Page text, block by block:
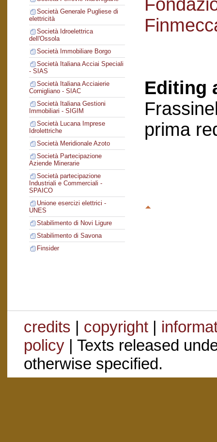
Società Generale Pugliese di
elettricità
Società Idroelettrica
dell'Ossola
Società Immobiliare Borgo
Società Italiana Acciai Speciali
- SIAS
Società Italiana Acciaierie
Cornigliano - SIAC
Società Italiana Gestioni
Immobiliari - SIGIM
Società Lucana Imprese
Idrolettriche
Società Meridionale Azoto
Società Partecipazione
Aziende Minerarie
Società partecipazione
Industriali e Commerciali -
SPAICO
Unione esercizi elettrici -
UNES
Stabilimento di Novi Ligure
Stabilimento di Savona
Finsider
Editing
prima
credits | copyright|
policy| Texts released
otherwise specified.